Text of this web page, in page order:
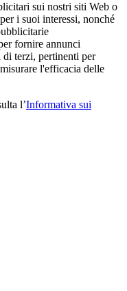
sui nostri siti Web o
i suoi interessi, nonché
fornire annunci
terzi, pertinenti per
l'efficacia delle
l’Informativa sui